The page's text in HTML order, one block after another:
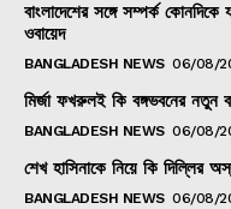
বাংলাদেশের সঙ্গে সম্পর্ক কোনদিকে
ওবায়েদ
BANGLADESH NEWS 06/08/
মির্জা ফখরুলই কি বঙ্গভবনের নতুন
BANGLADESH NEWS 06/08/
শেখ হাসিনাকে নিয়ে কি দিল্লির
BANGLADESH NEWS 06/08/